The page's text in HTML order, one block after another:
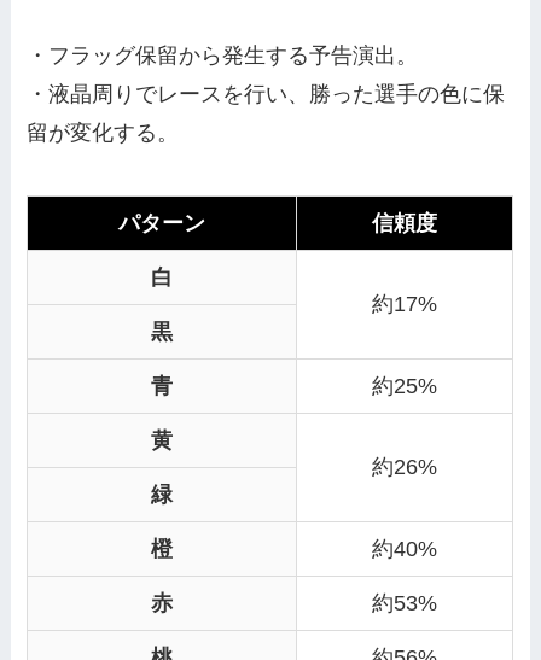
・フラッグ保留から発生する予告演出。
・液晶周りでレースを行い、勝った選手の色に保
留が変化する。
パターン 信頼度
白
約17%
黒
青 約25%
黄
約26%
緑
橙 約40%
赤 約53%